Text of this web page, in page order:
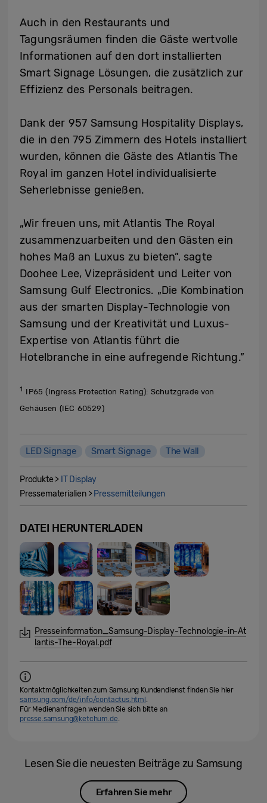
Auch in den Restaurants und
Tagungsräumen finden die Gäste wertvolle
Informationen auf den dort installierten
Smart Signage Lösungen, die zusätzlich zur
Effizienz des Personals beitragen.
Dank der 957 Samsung Hospitality Displays,
die in den 795 Zimmern des Hotels installiert
wurden, können die Gäste des Atlantis The
Royal im ganzen Hotel individualisierte
Seherlebnisse genießen.
„Wir freuen uns, mit Atlantis The Royal
zusammenzuarbeiten und den Gästen ein
hohes Maß an Luxus zu bieten”, sagte
Doohee Lee, Vizepräsident und Leiter von
Samsung Gulf Electronics. „Die Kombination
aus der smarten Display-Technologie von
Samsung und der Kreativität und Luxus-
Expertise von Atlantis führt die
Hotelbranche in eine aufregende Richtung.”
1 IP65 (Ingress Protection Rating): Schutzgrade von
Gehäusen (IEC 60529)
LED Signage Smart Signage The Wall
Produkte > IT Display
Pressematerialien > Pressemitteilungen
DATEI HERUNTERLADEN
Presseinformation_Samsung-Display-Technologie-in-At
lantis-The-Royal.pdf
Kontaktmöglichkeiten zum Samsung Kundendienst finden Sie hier
samsung.com/de/info/contactus.html
Für Medienanfragen wenden Sie sich bitte an
presse.samsung@ketchum.de
Lesen Sie die neuesten Beiträge zu Samsung
Erfahren Sie mehr